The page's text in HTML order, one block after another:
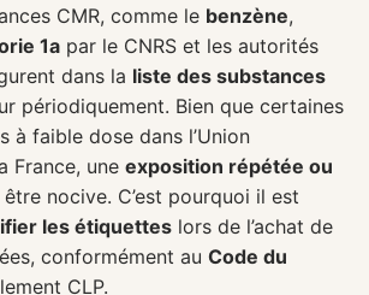
CMR, comme le benzène,
1a par le CNRS et les autorités
dans la liste des substances
périodiquement. Bien que certaines
à faible dose dans l’Union
France, une exposition répétée ou
nocive. C’est pourquoi il est
les étiquettes lors de l’achat de
conformément au Code du
CLP.